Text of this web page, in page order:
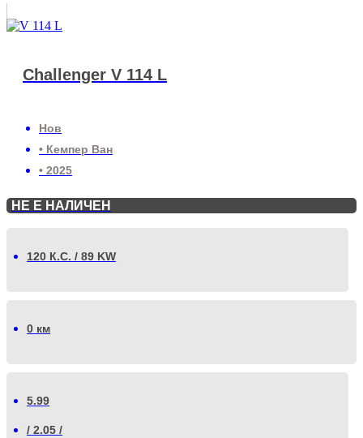
Challenger V 114 L
Нов
• Кемпер Ван
• 2025
НЕ Е НАЛИЧЕН
120 К.С. / 89 KW
0 км
5.99
/ 2.05 /